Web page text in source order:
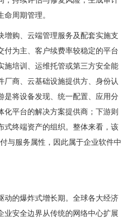
周期管理。
购、云端管理服务及配套实施支
为主、客户续费率较稳定的平台
施培训、运维托管或第三方安全能
商、云基础设施提供方、身份认
将设备发现、统一配置、应用分
平台的解决方案提供商；下游则
式终端资产的组织。整体来看，该
与服务属性，因此属于企业软件中
动的爆炸式增长期。全球各大经济
安全边界从传统的网络中心扩展